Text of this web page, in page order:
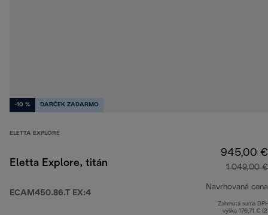
-10 % DARČEK ZADARMO
ELETTA EXPLORE
Eletta Explore, titán
ECAM450.86.T EX:4
945,00 €
1 049,00 €
Navrhovaná cena
Zahrnutá suma
výške 176,71 €